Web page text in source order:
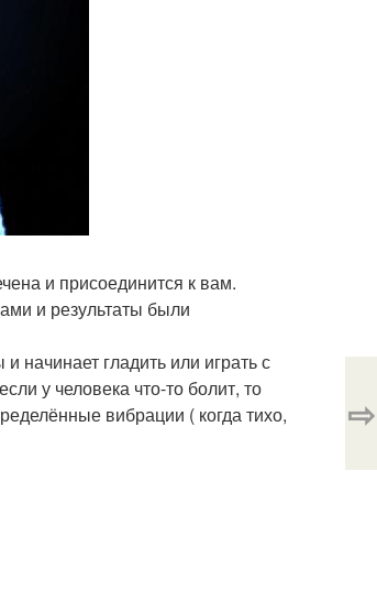
и присоединится к вам.
и результаты были
начинает гладить или играть с
у человека что-то болит, то
вибрации ( когда тихо,
⇨